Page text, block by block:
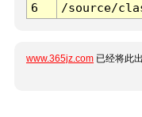
6
/source/
www.365jz.com 已经将此